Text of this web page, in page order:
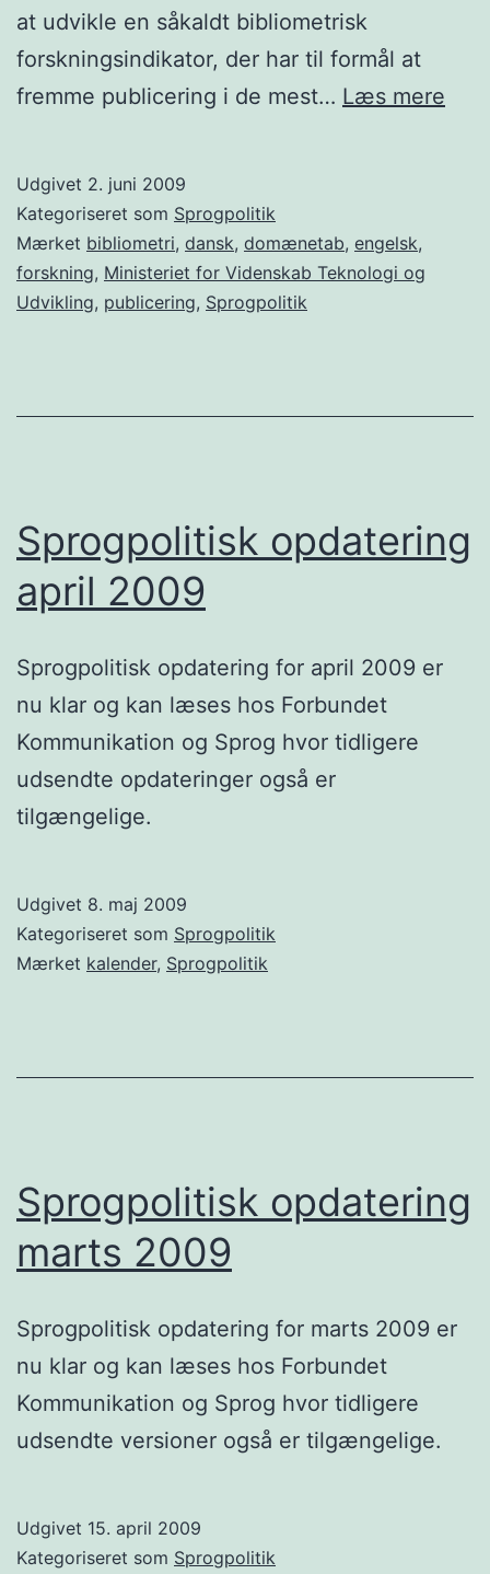
at udvikle en såkaldt bibliometrisk
forskningsindikator, der har til formål at
fremme publicering i de mest… Læs mere
Udgivet 2. juni 2009
Kategoriseret som Sprogpolitik
Mærket bibliometri, dansk, domænetab, engelsk,
forskning, Ministeriet for Videnskab Teknologi og
Udvikling, publicering, Sprogpolitik
Sprogpolitisk opdatering
april 2009
Sprogpolitisk opdatering for april 2009 er
nu klar og kan læses hos Forbundet
Kommunikation og Sprog hvor tidligere
udsendte opdateringer også er
tilgængelige.
Udgivet 8. maj 2009
Kategoriseret som Sprogpolitik
Mærket kalender, Sprogpolitik
Sprogpolitisk opdatering
marts 2009
Sprogpolitisk opdatering for marts 2009 er
nu klar og kan læses hos Forbundet
Kommunikation og Sprog hvor tidligere
udsendte versioner også er tilgængelige.
Udgivet 15. april 2009
Kategoriseret som Sprogpolitik